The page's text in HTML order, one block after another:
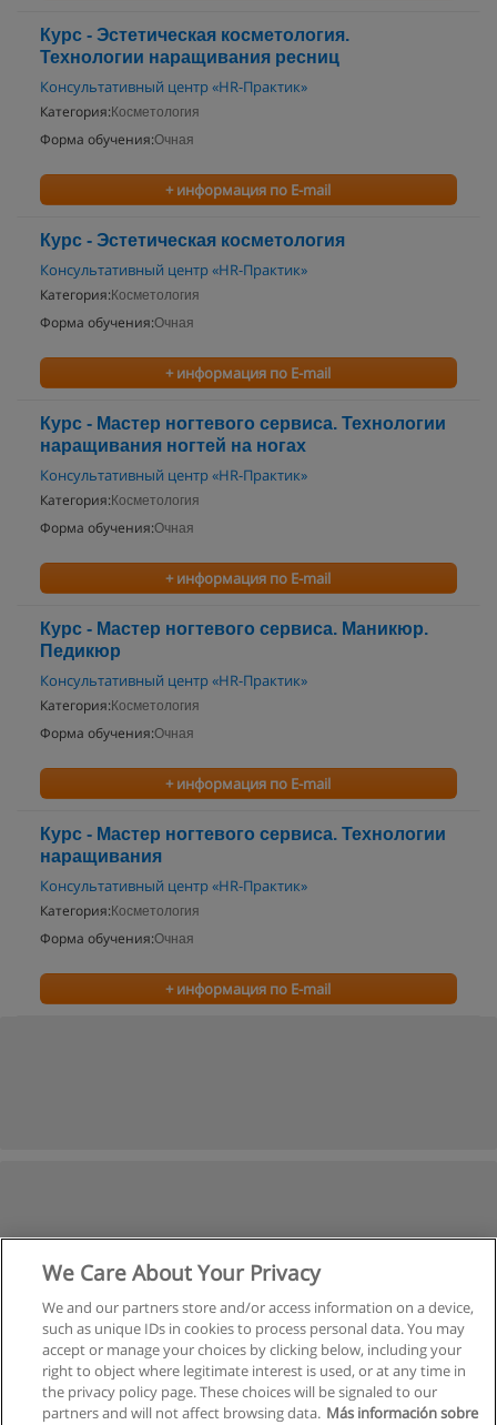
Курс - Эстетическая косметология.
Технологии наращивания ресниц
Консультативный центр «HR-Практик»
Категория: Косметология
Форма обучения:Очная
+ информация по E-mail
Курс - Эстетическая косметология
Консультативный центр «HR-Практик»
Категория: Косметология
Форма обучения:Очная
+ информация по E-mail
Курс - Мастер ногтевого сервиса. Технологии
наращивания ногтей на ногах
Консультативный центр «HR-Практик»
Категория: Косметология
Форма обучения:Очная
+ информация по E-mail
Курс - Мастер ногтевого сервиса. Маникюр.
Педикюр
Консультативный центр «HR-Практик»
Категория: Косметология
Форма обучения:Очная
+ информация по E-mail
Курс - Мастер ногтевого сервиса. Технологии
наращивания
Консультативный центр «HR-Практик»
Категория: Косметология
Форма обучения:Очная
+ информация по E-mail
We Care About Your Privacy
We and our partners store and/or access information on a device,
such as unique IDs in cookies to process personal data. You may
accept or manage your choices by clicking below, including your
right to object where legitimate interest is used, or at any time in
the privacy policy page. These choices will be signaled to our
partners and will not affect browsing data. Más información sobre